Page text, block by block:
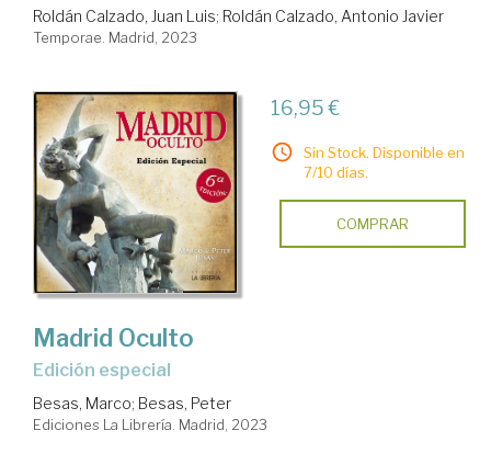
Roldán Calzado, Juan Luis; Roldán Calzado, Antonio Javier
Temporae. Madrid, 2023
16,95 €
Sin Stock. Disponible en
7/10 días.
COMPRAR
Madrid Oculto
Edición especial
Besas, Marco; Besas, Peter
Ediciones La Librería. Madrid, 2023